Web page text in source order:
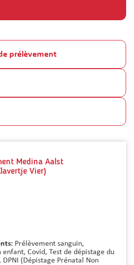
prélèvement
Medina Aalst
Vier)
Prélèvement sanguin,
enfant, Covid, Test de dépistage du
DPNI (Dépistage Prénatal Non